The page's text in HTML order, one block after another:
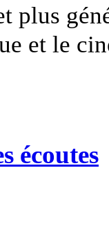
plus
et le
écoutes